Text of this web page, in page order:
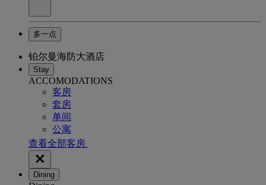
多一点
铂尔曼海防大酒店
Stay
ACCOMODATIONS
客房
套房
单间
公寓
查看全部客房
Dining